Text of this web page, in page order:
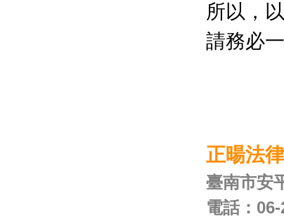
所以，
請務必
正暘法
臺南市安
電話：